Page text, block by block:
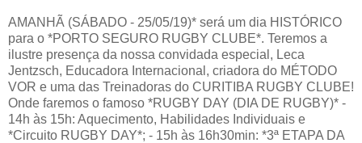
AMANHÃ (SÁBADO - 25/05/19)* será um dia HISTÓRICO
para o *PORTO SEGURO RUGBY CLUBE*. Teremos a
ilustre presença da nossa convidada especial, Leca
Jentzsch, Educadora Internacional, criadora do MÉTODO
VOR e uma das Treinadoras do CURITIBA RUGBY CLUBE!
Onde faremos o famoso *RUGBY DAY (DIA DE RUGBY)* -
14h às 15h: Aquecimento, Habilidades Individuais e
*Circuito RUGBY DAY*; - 15h às 16h30min: *3ª ETAPA DA